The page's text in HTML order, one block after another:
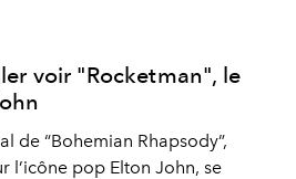
voir "Rocketman", le
de “Bohemian Rhapsody”,
l’icône pop Elton John, se